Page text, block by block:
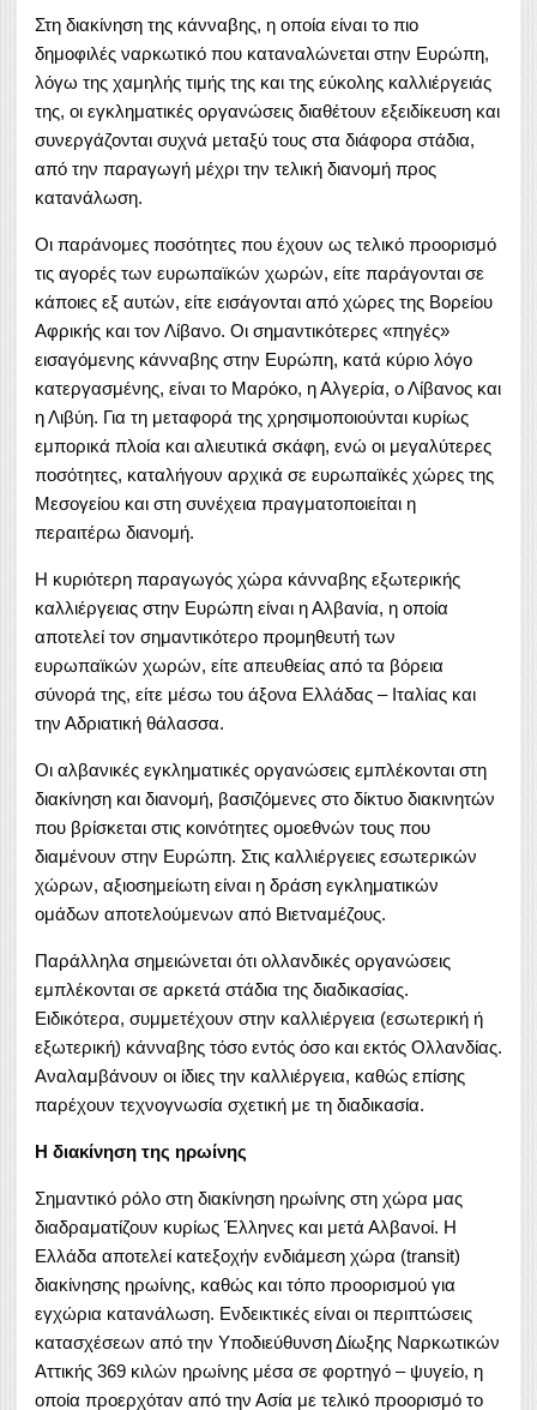
Στη διακίνηση της κάνναβης, η οποία είναι το πιο
δημοφιλές ναρκωτικό που καταναλώνεται στην Ευρώπη,
λόγω της χαμηλής τιμής της και της εύκολης καλλιέργειάς
της, οι εγκληματικές οργανώσεις διαθέτουν εξειδίκευση και
συνεργάζονται συχνά μεταξύ τους στα διάφορα στάδια,
από την παραγωγή μέχρι την τελική διανομή προς
κατανάλωση.
Οι παράνομες ποσότητες που έχουν ως τελικό προορισμό
τις αγορές των ευρωπαϊκών χωρών, είτε παράγονται σε
κάποιες εξ αυτών, είτε εισάγονται από χώρες της Βορείου
Αφρικής και τον Λίβανο. Οι σημαντικότερες «πηγές»
εισαγόμενης κάνναβης στην Ευρώπη, κατά κύριο λόγο
κατεργασμένης, είναι το Μαρόκο, η Αλγερία, ο Λίβανος και
η Λιβύη. Για τη μεταφορά της χρησιμοποιούνται κυρίως
εμπορικά πλοία και αλιευτικά σκάφη, ενώ οι μεγαλύτερες
ποσότητες, καταλήγουν αρχικά σε ευρωπαϊκές χώρες της
Μεσογείου και στη συνέχεια πραγματοποιείται η
περαιτέρω διανομή.
Η κυριότερη παραγωγός χώρα κάνναβης εξωτερικής
καλλιέργειας στην Ευρώπη είναι η Αλβανία, η οποία
αποτελεί τον σημαντικότερο προμηθευτή των
ευρωπαϊκών χωρών, είτε απευθείας από τα βόρεια
σύνορά της, είτε μέσω του άξονα Ελλάδας – Ιταλίας και
την Αδριατική θάλασσα.
Οι αλβανικές εγκληματικές οργανώσεις εμπλέκονται στη
διακίνηση και διανομή, βασιζόμενες στο δίκτυο διακινητών
που βρίσκεται στις κοινότητες ομοεθνών τους που
διαμένουν στην Ευρώπη. Στις καλλιέργειες εσωτερικών
χώρων, αξιοσημείωτη είναι η δράση εγκληματικών
ομάδων αποτελούμενων από Βιετναμέζους.
Παράλληλα σημειώνεται ότι ολλανδικές οργανώσεις
εμπλέκονται σε αρκετά στάδια της διαδικασίας.
Ειδικότερα, συμμετέχουν στην καλλιέργεια (εσωτερική ή
εξωτερική) κάνναβης τόσο εντός όσο και εκτός Ολλανδίας.
Αναλαμβάνουν οι ίδιες την καλλιέργεια, καθώς επίσης
παρέχουν τεχνογνωσία σχετική με τη διαδικασία.
Η διακίνηση της ηρωίνης
Σημαντικό ρόλο στη διακίνηση ηρωίνης στη χώρα μας
διαδραματίζουν κυρίως Έλληνες και μετά Αλβανοί. Η
Ελλάδα αποτελεί κατεξοχήν ενδιάμεση χώρα (transit)
διακίνησης ηρωίνης, καθώς και τόπο προορισμού για
εγχώρια κατανάλωση. Ενδεικτικές είναι οι περιπτώσεις
κατασχέσεων από την Υποδιεύθυνση Δίωξης Ναρκωτικών
Αττικής 369 κιλών ηρωίνης μέσα σε φορτηγό – ψυγείο, η
οποία προερχόταν από την Ασία με τελικό προορισμό το